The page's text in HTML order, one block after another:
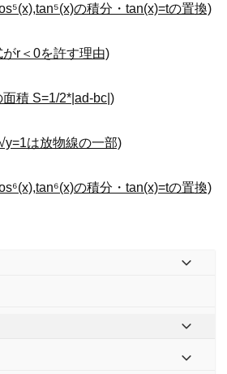
の積分・tan(x)=tの置換)
r＜0を許す理由)
積 S=1/2*|ad-bc|)
は放物線の一部)
の積分・tan(x)=tの置換)